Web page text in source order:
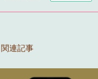
関連記事